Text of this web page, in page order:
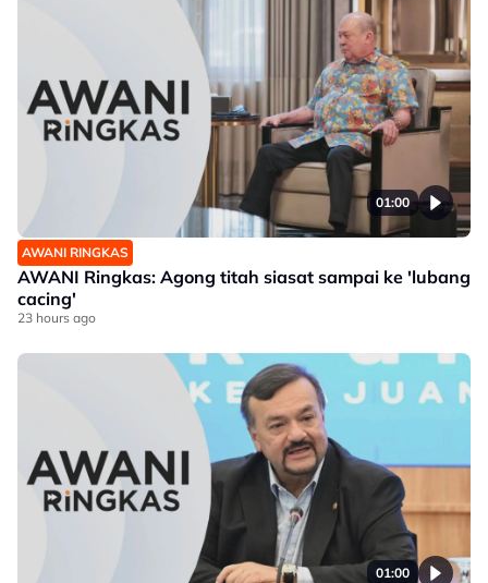
01:00
AWANI RINGKAS
AWANI Ringkas: Agong titah siasat sampai ke 'lubang
cacing'
23 hours ago
01:00